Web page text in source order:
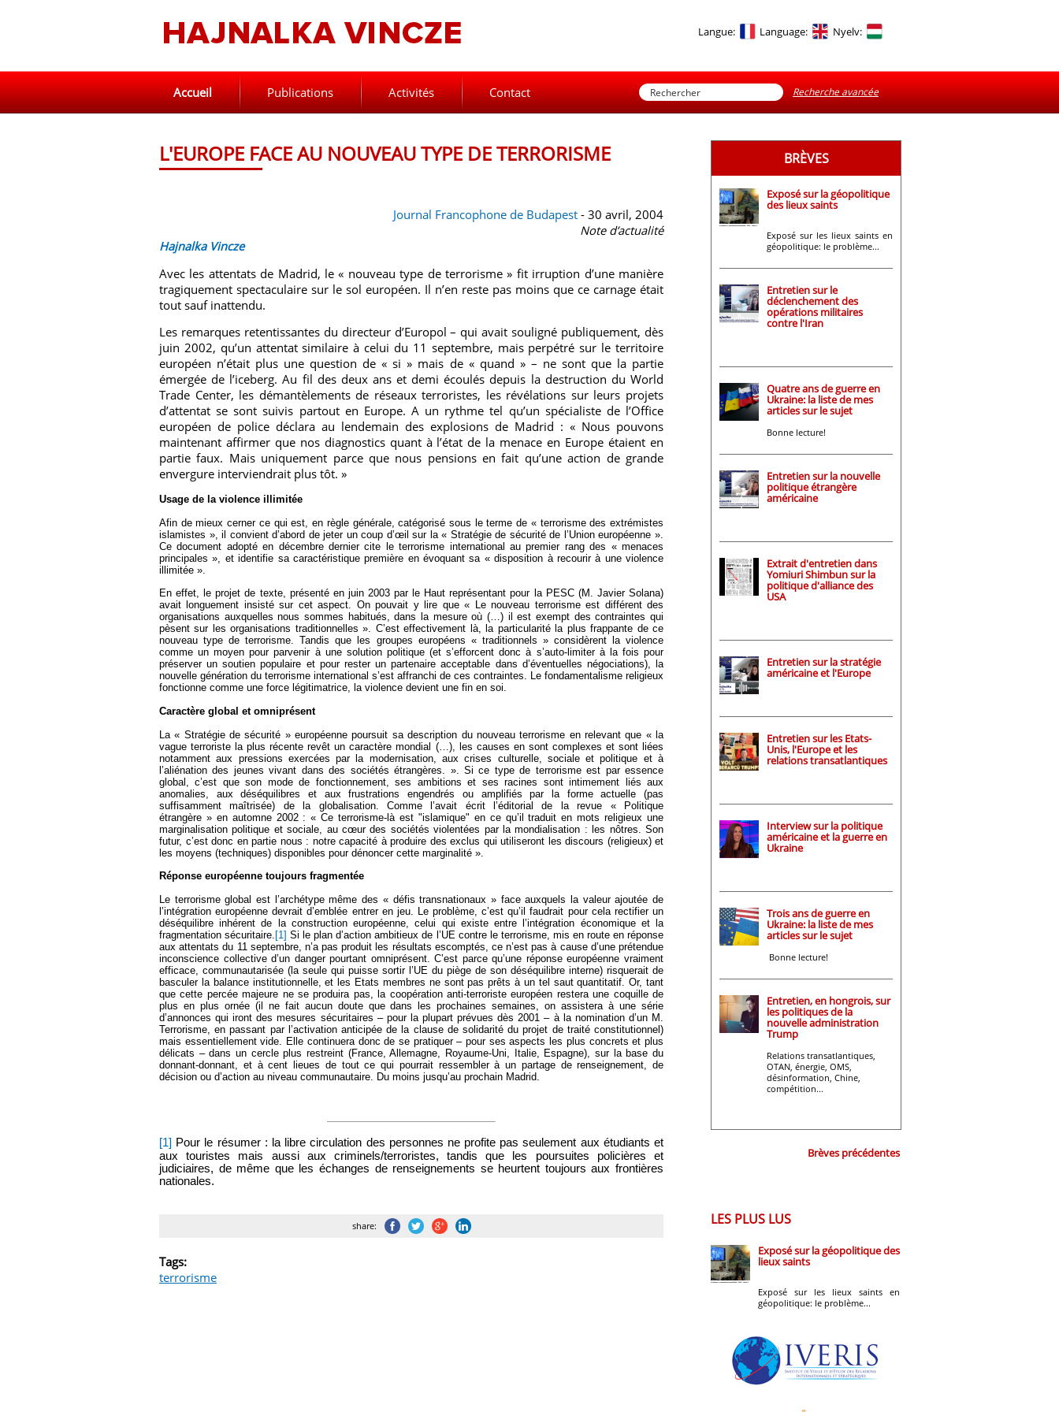
Langue: Language: Nyelv:
Accueil Publications Activités Contact Recherche avancée
L'EUROPE FACE AU NOUVEAU TYPE DE TERRORISME
Journal Francophone de Budapest - 30 avril, 2004
Note d’actualité
Hajnalka Vincze
Avec les attentats de Madrid, le « nouveau type de terrorisme » fit irruption d’une manière
tragiquement spectaculaire sur le sol européen. Il n’en reste pas moins que ce carnage était
tout sauf inattendu.
Les remarques retentissantes du directeur d’Europol – qui avait souligné publiquement, dès
juin 2002, qu’un attentat similaire à celui du 11 septembre, mais perpétré sur le territoire
européen n’était plus une question de « si » mais de « quand » – ne sont que la partie
émergée de l’iceberg. Au fil des deux ans et demi écoulés depuis la destruction du World
Trade Center, les démantèlements de réseaux terroristes, les révélations sur leurs projets
d’attentat se sont suivis partout en Europe. A un rythme tel qu’un spécialiste de l’Office
européen de police déclara au lendemain des explosions de Madrid : « Nous pouvons
maintenant affirmer que nos diagnostics quant à l’état de la menace en Europe étaient en
partie faux. Mais uniquement parce que nous pensions en fait qu’une action de grande
envergure interviendrait plus tôt. »
Usage de la violence illimitée
Afin de mieux cerner ce qui est, en règle générale, catégorisé sous le terme de « terrorisme des extrémistes
islamistes », il convient d’abord de jeter un coup d’œil sur la « Stratégie de sécurité de l’Union européenne ».
Ce document adopté en décembre dernier cite le terrorisme international au premier rang des « menaces
principales », et identifie sa caractéristique première en évoquant sa « disposition à recourir à une violence
illimitée ».
En effet, le projet de texte, présenté en juin 2003 par le Haut représentant pour la PESC (M. Javier Solana)
avait longuement insisté sur cet aspect. On pouvait y lire que « Le nouveau terrorisme est différent des
organisations auxquelles nous sommes habitués, dans la mesure où (…) il est exempt des contraintes qui
pèsent sur les organisations traditionnelles ». C’est effectivement là, la particularité la plus frappante de ce
nouveau type de terrorisme. Tandis que les groupes européens « traditionnels » considèrent la violence
comme un moyen pour parvenir à une solution politique (et s’efforcent donc à s’auto-limiterà la fois pour
préserver un soutien populaire et pour rester un partenaire acceptable dans d’éventuelles négociations), la
nouvelle génération du terrorisme international s’est affranchi de ces contraintes. Le fondamentalisme religieux
fonctionne comme une force légitimatrice, la violence devient une fin en soi.
Caractère global et omniprésent
La « Stratégie de sécurité » européenne poursuit sa description du nouveau terrorisme en relevant que « la
vague terroriste la plus récente revêt un caractère mondial (…), les causes en sont complexes et sont liées
notamment aux pressions exercées par la modernisation, aux crises culturelle, sociale et politique et à
l’aliénation des jeunes vivant dans des sociétés étrangères. ». Si ce type de terrorisme est par essence
global, c’est que son mode de fonctionnement, ses ambitions et ses racines sont intimement liés aux
anomalies, aux déséquilibres et aux frustrations engendrés ou amplifiés par la forme actuelle (pas
suffisamment maîtrisée) de la globalisation. Comme l’avait écrit l’éditorial de la revue « Politique
étrangère » en automne 2002 : « Ce terrorisme-là est "islamique" en ce qu’il traduit en mots religieux une
marginalisation politique et sociale, au cœur des sociétés violentées par la mondialisation : les nôtres. Son
futur, c’est donc en partie nous : notre capacité à produire des exclus qui utiliseront les discours (religieux) et
les moyens (techniques) disponibles pour dénoncer cette marginalité ».
Réponse européenne toujours fragmentée
Le terrorisme global est l’archétype même des « défis transnationaux » face auxquels la valeur ajoutée de
l’intégration européenne devrait d’emblée entrer en jeu. Le problème, c’est qu’il faudrait pour cela rectifier un
déséquilibre inhérent de la construction européenne, celui qui existe entre l’intégration économique et la
fragmentation sécuritaire. [1] Si le plan d’action ambitieux de l’UE contre le terrorisme, mis en route en réponse
aux attentats du 11 septembre, n’a pas produit les résultats escomptés, ce n’est pas à cause d’une prétendue
inconscience collective d’un danger pourtant omniprésent. C’est parce qu’une réponse européenne vraiment
efficace, communautarisée (la seule qui puisse sortir l’UE du piège de son déséquilibre interne) risquerait de
basculer la balance institutionnelle, et les Etats membres ne sont pas prêts à un tel saut quantitatif. Or, tant
que cette percée majeure ne se produira pas, la coopération anti-terroriste européen restera une coquille de
plus en plus ornée (il ne fait aucun doute que dans les prochaines semaines, on assistera à une série
d’annonces qui iront des mesures sécuritaires – pour la plupart prévues dès 2001 – à la nomination d’un M.
Terrorisme, en passant par l’activation anticipée de la clause de solidarité du projet de traité constitutionnel)
mais essentiellement vide. Elle continuera donc de se pratiquer – pour ses aspects les plus concrets et plus
délicats – dans un cercle plus restreint (France, Allemagne, Royaume-Uni, Italie, Espagne), sur la base du
donnant-donnant, et à cent lieues de tout ce qui pourrait ressembler à un partage de renseignement, de
décision ou d’action au niveau communautaire . Du moins jusqu’au prochain Madrid.
[1] Pour le résumer : la libre circulation des personnes ne profite pas seulement aux étudiants et
aux touristes mais aussi aux criminels/terroristes, tandis que les poursuites policières et
judiciaires, de même que les échanges de renseignements se heurtent toujours aux frontières
nationales.
share:
Tags:
terrorisme
BRÈVES
Exposé sur la géopolitique
des lieux saints
Exposé sur les lieux saints en
géopolitique: le problème...
Entretien sur le
déclenchement des
opérations militaires
contre l'Iran
Quatre ans de guerre en
Ukraine: la liste de mes
articles sur le sujet
Bonne lecture!
Entretien sur la nouvelle
politique étrangère
américaine
Extrait d'entretien dans
Yomiuri Shimbun sur la
politique d'alliance des
USA
Entretien sur la stratégie
américaine et l'Europe
Entretien sur les Etats-
Unis, l'Europe et les
relations transatlantiques
Interview sur la politique
américaine et la guerre en
Ukraine
Trois ans de guerre en
Ukraine: la liste de mes
articles sur le sujet
Bonne lecture!
Entretien, en hongrois, sur
les politiques de la
nouvelle administration
Trump
Relations transatlantiques,
OTAN, énergie, OMS,
désinformation, Chine,
compétition...
Brèves précédentes
LES PLUS LUS
Exposé sur la géopolitique des
lieux saints
Exposé sur les lieux saints en
géopolitique: le problème...